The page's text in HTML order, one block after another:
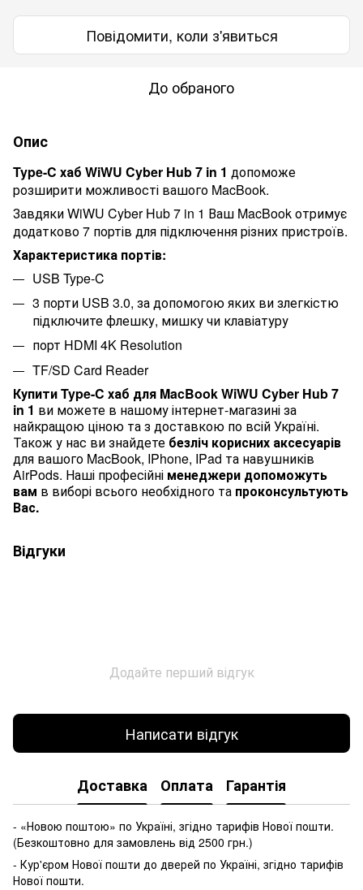
Повідомити, коли з'явиться
До обраного
Опис
Type-C хаб WiWU Cyber Hub 7 in 1 допоможе
розширити можливості вашого MacBook.
Завдяки WiWU Cyber Hub 7 in 1 Ваш MacBookотримує
додатково 7 портів для підключення різних пристроїв.
Характеристика портів:
USB Type-C
3 порти USB 3.0, за допомогою яких ви злегкістю
підключите флешку, мишку чи клавіатуру
порт HDMI 4K Resolution
TF/SD Card Reader
Купити Type-C хаб для MacBook WiWU Cyber Hub 7
in 1 ви можете в нашому інтернет-магазині за
найкращою ціною та з доставкою по всій Україні.
Також у нас ви знайдете безліч корисних аксесуарів
для вашого MacBook, IPhone, IPad та навушників
AirPods. Наші професійні менеджери допоможуть
вам в виборі всього необхідного та проконсультують
Вас.
Відгуки
Додайте перший відгук
Написати відгук
Доставка Оплата Гарантія
- «Новою поштою» по Україні, згідно тарифів Нової пошти.
(Безкоштовно для замовлень від 2500 грн.)
- Кур'єром Нової пошти до дверей по Україні, згідно тарифів
Нової пошти.